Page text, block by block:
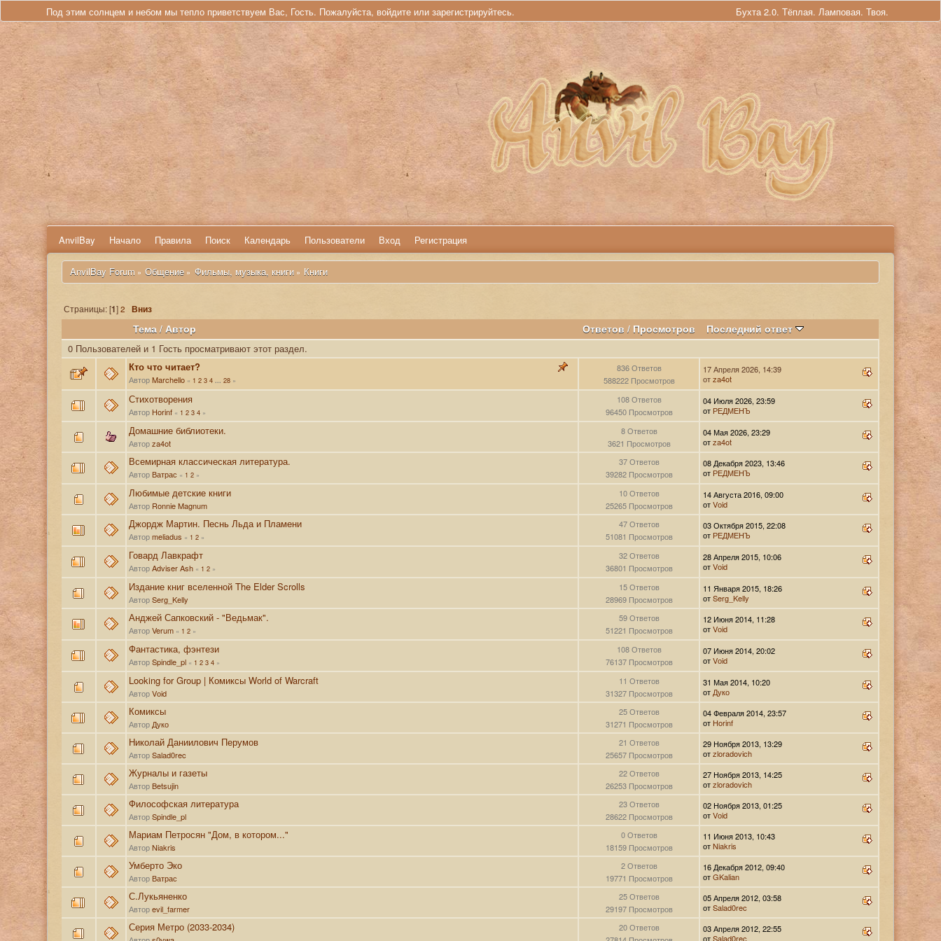
Под этим солнцем и небом мы тепло приветствуем Вас, Гость. Пожалуйста, войдите или зарегистрируйтесь. Бухта 2.0. Тёплая. Ламповая. Твоя.
AnvilBay Начало Правила Поиск Календарь Пользователи Вход Регистрация
AnvilBay Forum » Общение » Фильмы, музыка, книги» Книги
Страницы: [1]2 Вниз
Тема/ Автор Ответов / Просмотров
Последний ответ
0 Пользователей и 1 Гость просматривают этот раздел.
Кто что читает?
АвторMarchello « 1 2 3 4 ...28 »
836 Ответов
588222 Просмотров
17 Апреля 2026, 14:39
отza4ot
Стихотворения
Автор Horinf « 1 2 3 4 »
108 Ответов
96450 Просмотров
04 Июля 2026, 23:59
от РЕДМЕНЪ
Домашние библиотеки.
Авторza4ot
8 Ответов
3621 Просмотров
04 Мая 2026, 23:29
отza4ot
Всемирная классическая литература.
Автор Ватрас « 1 2 »
37 Ответов
39282 Просмотров
08 Декабря 2023, 13:46
от РЕДМЕНЪ
Любимые детские книги
Автор Ronnie Magnum
10 Ответов
25265 Просмотров
14 Августа 2016, 09:00
отVоid
Джордж Мартин. Песнь Льда и Пламени
Авторmeliadus « 1 2 »
47 Ответов
51081 Просмотров
03 Октября 2015, 22:08
от РЕДМЕНЪ
Говард Лавкрафт
АвторAdviser Ash « 1 2 »
32 Ответов
36801 Просмотров
28 Апреля 2015, 10:06
отVоid
Издание книг вселенной The Elder Scrolls
АвторSerg_Kelly
15 Ответов
28969 Просмотров
11 Января 2015, 18:26
отSerg_Kelly
Анджей Сапковский - "Ведьмак".
АвторVerum « 1 2 »
59 Ответов
51221 Просмотров
12 Июня 2014, 11:28
отVоid
Фантастика, фэнтези
АвторSpindle_pl « 1 2 3 4 »
108 Ответов
76137 Просмотров
07 Июня 2014, 20:02
отVоid
Looking for Group | Комиксы World of Warcraft
АвторVоid
11 Ответов
31327 Просмотров
31 Мая 2014, 10:20
от Дуко
Комиксы
Автор Дуко
25 Ответов
31271 Просмотров
04 Февраля 2014, 23:57
от Horinf
Николай Даниилович Перумов
АвторSalad0rec
21 Ответов
25657 Просмотров
29 Ноября 2013, 13:29
отzloradovich
Журналы и газеты
АвторBetsujin
22 Ответов
26253 Просмотров
27 Ноября 2013, 14:25
отzloradovich
Философская литература
АвторSpindle_pl
23 Ответов
28622 Просмотров
02 Ноября 2013, 01:25
отVоid
Мариам Петросян "Дом, в котором..."
АвторNiakris
0 Ответов
18159 Просмотров
11 Июня 2013, 10:43
отNiakris
Умберто Эко
Автор Ватрас
2 Ответов
19771 Просмотров
16 Декабря 2012, 09:40
отGKalian
С.Лукьяненко
Авторevil_farmer
25 Ответов
29197 Просмотров
05 Апреля 2012, 03:58
отSalad0rec
Серия Метро (2033-2034)
20 Ответов
03 Апреля 2012, 22:55
отSalad0rec